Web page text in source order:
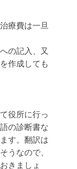
療費は一旦
の記入、又
作成しても
役所に行っ
の診断書な
す。翻訳は
うなので、
きましょ